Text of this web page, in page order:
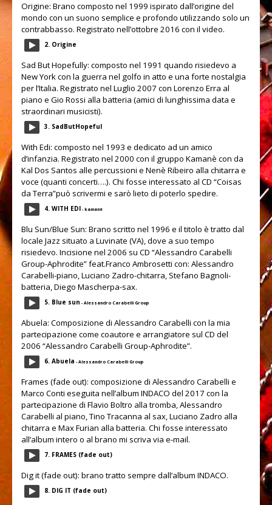
SUONO
Recording studio
Strumentazione
CONTATTI
Origine: Brano composto nel 1999 ispirato dall’origine del
mondo con un suono semplice e profondo utilizzando solo un
contrabbasso. Registrato nell’ottobre 2016 con il video.
2. Origine
Sad But Hopefully: composto nel 1991 quando risiedevo a
New York con la guerra nel golfo in atto e una forte nostalgia
per l’Italia. Registrato nel Luglio 2007 con Lorenzo Erra al
piano e Gio Rossi alla batteria (amici di lunghissima data e
straordinari musicisti).
3. SadButHopeful
With Edi: composto nel 1993 e dedicato ad un amico
d’infanzia. Registrato nel 2000 con il gruppo Kamanè con da
Kal Dos Santos alle percussioni e Nenè Ribeiro alla chitarra e
voce (quanti concerti….). Chi fosse interessato al CD “Coisas
da Terra”può scrivermi e sarò lieto di poterlo spedire.
4. WITH EDI - kamanè
Blu Sun/Blue Sun: Brano scritto nel 1996 e il titolo è tratto dal
locale Jazz situato a Luvinate (VA), dove a suo tempo
risiedevo. Incisione nel 2006 su CD “Alessandro Carabelli
Group-Aphrodite” feat.Franco Ambrosetti con: Alessandro
Carabelli-piano, Luciano Zadro-chitarra, Stefano Bagnoli-
batteria, Diego Mascherpa-sax.
5. Blue sun - Alessandro Carabelli Group
Abuela: Composizione di Alessandro Carabelli con la mia
partecipazione come coautore e arrangiatore sul CD del
2006 “Alessandro Carabelli Group-Aphrodite”.
6. Abuela - Alessandro Carabelli Group
Frames (fade out): composizione di Alessandro Carabelli e
Marco Conti eseguita nell’album INDACO del 2017 con la
partecipazione di Flavio Boltro alla tromba, Alessandro
Carabelli al piano, Tino Tracanna al sax, Luciano Zadro alla
chitarra e Max Furian alla batteria. Chi fosse interessato
all’album intero o al brano mi scriva via e-mail.
7. FRAMES (fade out)
Dig it (fade out): brano tratto sempre dall’album INDACO.
8. DIG IT (fade out)